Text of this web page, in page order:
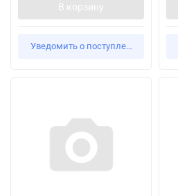
В корзину
Уведомить о поступлении